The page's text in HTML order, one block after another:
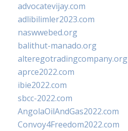
advocatevijay.com
adlibilimler2023.com
naswwebed.org
balithut-manado.org
alteregotradingcompany.org
aprce2022.com
ibie2022.com
sbcc-2022.com
AngolaOilAndGas2022.com
Convoy4Freedom2022.com